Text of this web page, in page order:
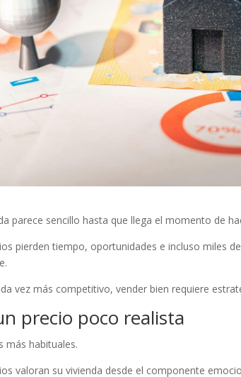
parece sencillo hasta que llega el momento de
pierden tiempo, oportunidades e incluso miles
vez más competitivo, vender bien requiere
precio poco realista
más habituales.
valoran su vivienda desde el componente